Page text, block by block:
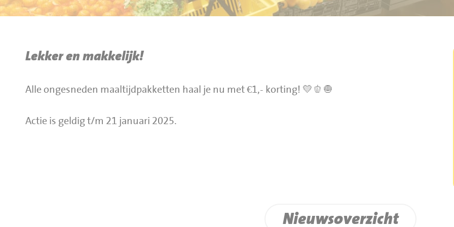
BBQ gigant webshop
Lekker en makkelijk!
Alle ongesneden maaltijdpakketten haal je nu met €1,- korting! 💛🫑🧅
Actie is geldig t/m 21 januari 2025.
Nieuwsoverzicht